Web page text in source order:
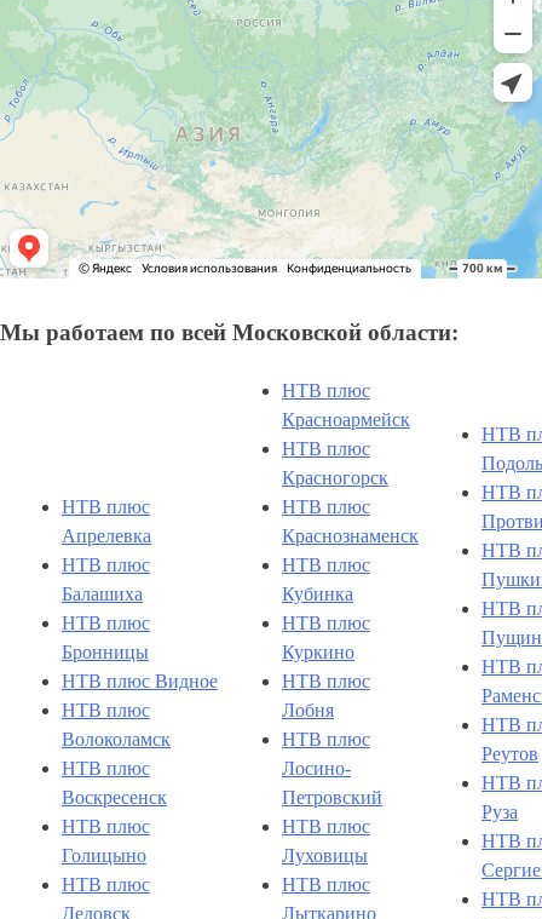
Мы работаем по всей Московской области:
НТВ плюс
Апрелевка
НТВ плюс
Балашиха
НТВ плюс
Бронницы
НТВ плюс Видное
НТВ плюс
Волоколамск
НТВ плюс
Воскресенск
НТВ плюс
Голицыно
НТВ плюс
Дедовск
НТВ плюс
Красноармейск
НТВ плюс
Красногорск
НТВ плюс
Краснознаменск
НТВ плюс
Кубинка
НТВ плюс
Куркино
НТВ плюс
Лобня
НТВ плюс
Лосино-
Петровский
НТВ плюс
Луховицы
НТВ плюс
Лыткарино
НТВ
НТВ
НТВ
НТВ
НТВ
НТВ
Реутов
НТВ
Руза
НТВ
НТВ